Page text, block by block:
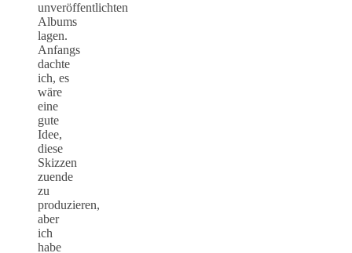
unveröffentlichten
Albums
lagen.
Anfangs
dachte
ich, es
wäre
eine
gute
Idee,
diese
Skizzen
zuende
zu
produzieren,
aber
ich
habe